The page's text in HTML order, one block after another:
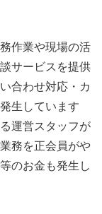
作業や現場の活
サービスを提供
合わせ対応・カ
生しています
運営スタッフが
務を正会員がや
のお金も発生し